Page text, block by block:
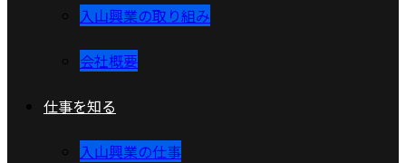
入山興業の取り組み
会社概要
仕事を知る
入山興業の仕事